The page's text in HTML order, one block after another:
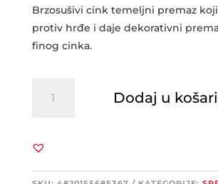
Brzosušivi cink temeljni premaz
protiv hrđe i daje dekorativni
finog cinka.
cink
Dodaj u